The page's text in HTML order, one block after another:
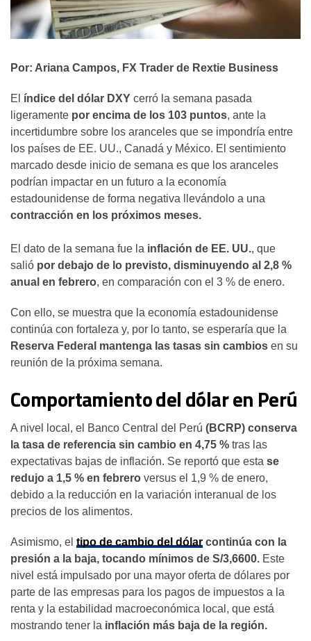
Por: Ariana Campos, FX Trader de Rextie Business
El índice del dólar DXY cerró la semana pasada
ligeramente por encima de los 103 puntos, ante la
incertidumbre sobre los aranceles que se impondría entre
los países de EE. UU., Canadá y México. El sentimiento
marcado desde inicio de semana es que los aranceles
podrían impactar en un futuro a la economía
estadounidense de forma negativa llevándolo a una
contracción en los próximos meses.
El dato de la semana fue la inflación de EE. UU., que
salió por debajo de lo previsto, disminuyendo al 2,8 %
anual en febrero, en comparación con el 3 % de enero.
Con ello, se muestra que la economía estadounidense
continúa con fortaleza y, por lo tanto, se esperaría que la
Reserva Federal mantenga las tasas sin cambios en su
reunión de la próxima semana.
Comportamiento del dólar en Perú
A nivel local, el Banco Central del Perú (BCRP) conserva
la tasa de referencia sin cambio en 4,75 % tras las
expectativas bajas de inflación. Se reportó que esta se
redujo a 1,5 % en febrero versus el 1,9 % de enero,
debido a la reducción en la variación interanual de los
precios de los alimentos.
Asimismo, el tipo de cambio del dólar continúa con la
presión a la baja, tocando mínimos de S/3,6600. Este
nivel está impulsado por una mayor oferta de dólares por
parte de las empresas para los pagos de impuestos a la
renta y la estabilidad macroeconómica local, que está
mostrando tener la inflación más baja de la región.